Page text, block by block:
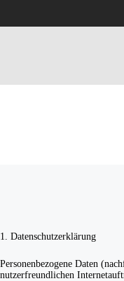
1. Datenschutzerklärung
Personenbezogene Daten
nutzerfreundlichen